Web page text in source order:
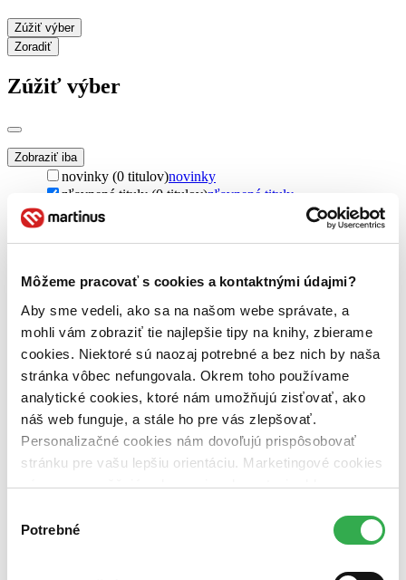
Môžeme pracovať s cookies a kontaktnými údajmi?
Aby sme vedeli, ako sa na našom webe správate, a
mohli vám zobraziť tie najlepšie tipy na knihy, zbierame
cookies. Niektoré sú naozaj potrebné a bez nich by naša
stránka vôbec nefungovala. Okrem toho používame
analytické cookies, ktoré nám umožňujú zisťovať, ako
náš web funguje, a stále ho pre vás zlepšovať.
Personalizačné cookies nám dovoľujú prispôsobovať
stránku pre vašu lepšiu orientáciu. Marketingové cookies
nám zas umožňujú zobrazenie relevantnej reklamy.
nám pomohlo, keby sme mohli používať všetky tieto
súhlasu
Potrebné
Zúžiť výber
Zoradiť
Zúžiť výber
Zobraziť iba
novinky (0 titulov)novinky
zľavnené tituly (0 titulov)zľavnené tituly
Dostupnosť
na centrálnom sklade (0 titulov)na centrálnom sklade
pripravujeme (0 titulov)pripravujeme
vypredaných)
Nové / čítané
nová (0 titulov)
čítaná (0 titulov)čítaná
čítaná - výborný stav (0 titulov)čítaná - výborný stav
čítaná - mierne opotrebovaná (0 titulov)čítaná - mierne
opotrebovaná
čítané verzie vypredaných kníh (0 titulov) čítané verzie
vypredaných kníh